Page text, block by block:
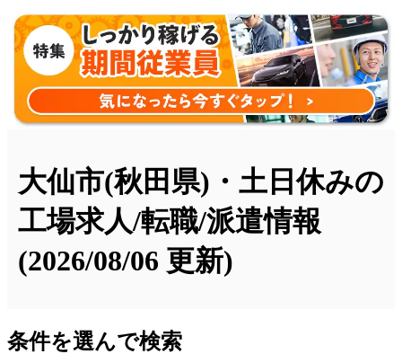
大仙市(秋田県)・土日休みの
工場求人/転職/派遣情報
(2026/08/06 更新)
条件を選んで検索